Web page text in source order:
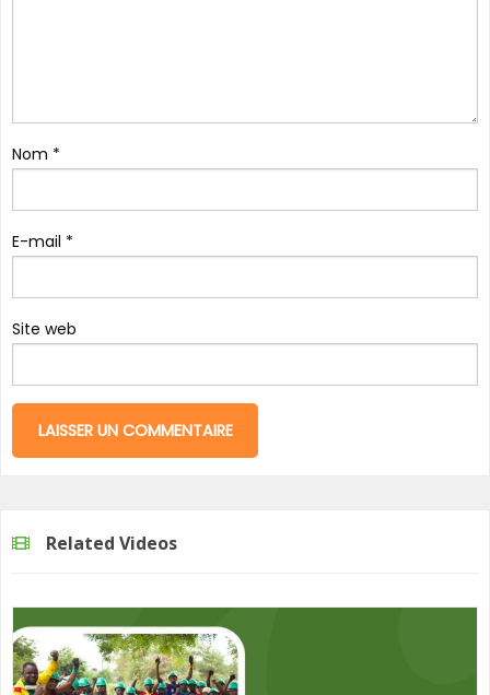
Nom *
E-mail *
Site web
Related Videos